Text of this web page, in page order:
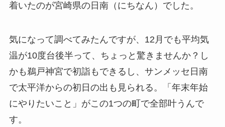
着いたのが宮崎県の日南（にちなん）でした。
気になって調べてみたんですが、12月でも平均気
温が10度台後半って、ちょっと驚きませんか？し
かも鵜戸神宮で初詣もできるし、サンメッセ日南
で太平洋からの初日の出も見られる。「年末年始
にやりたいこと」がこの1つの町で全部叶うんで
す。